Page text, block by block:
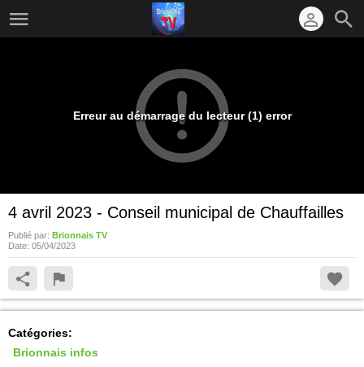
Erreur au démarrage du lecteur (1) error
4 avril 2023 - Conseil municipal de Chauffailles
Publié par: Brionnais TV
Date: 05/04/2023
Catégories:
Brionnais infos